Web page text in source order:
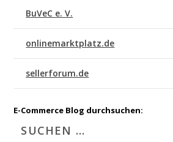
BuVeC e. V.
onlinemarktplatz.de
sellerforum.de
E-Commerce Blog durchsuchen: